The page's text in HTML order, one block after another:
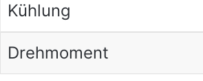
Kühlung
Drehmoment